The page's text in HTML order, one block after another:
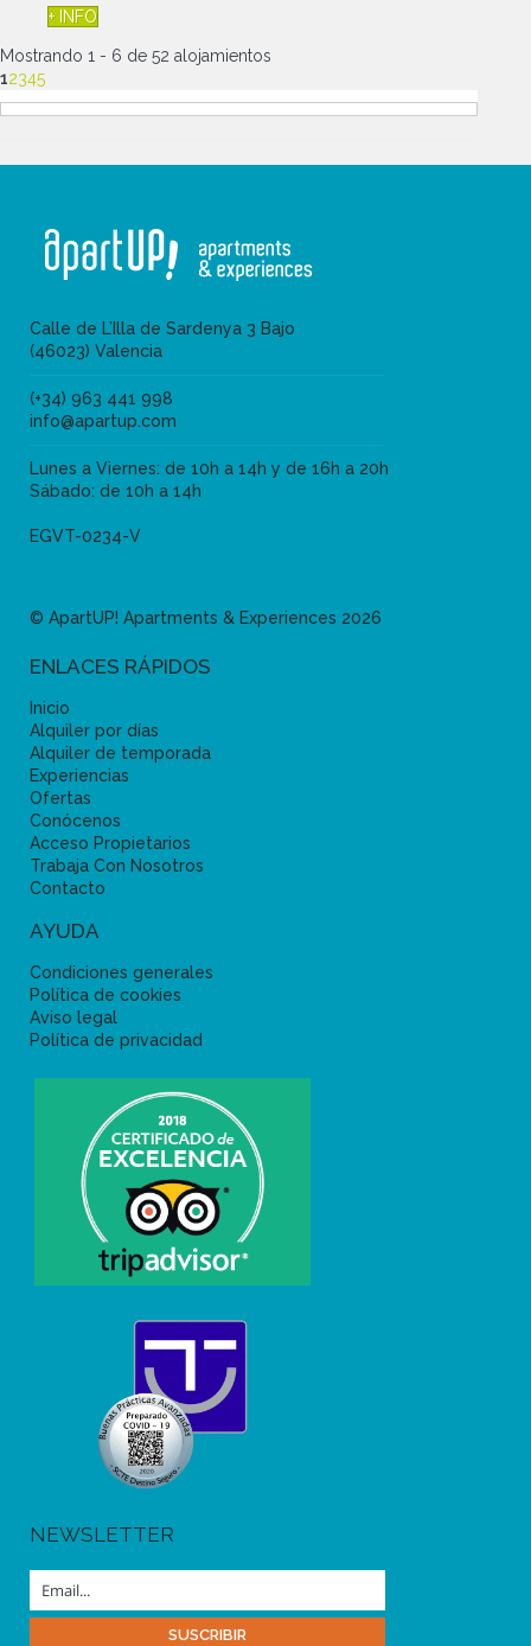
+ INFO
Mostrando 1 - 6 de 52 alojamientos
12345
Calle de L’Illa de Sardenya 3 Bajo
(46023) Valencia
(+34) 963 441 998
info@apartup.com
Lunes a Viernes: de 10h a 14h y de 16h a 20h
Sábado: de 10h a 14h
EGVT-0234-V
© ApartUP! Apartments & Experiences 2026
ENLACES RÁPIDOS
Inicio
Alquiler por días
Alquiler de temporada
Experiencias
Ofertas
Conócenos
Acceso Propietarios
Trabaja Con Nosotros
Contacto
AYUDA
Condiciones generales
Política de cookies
Aviso legal
Política de privacidad
NEWSLETTER